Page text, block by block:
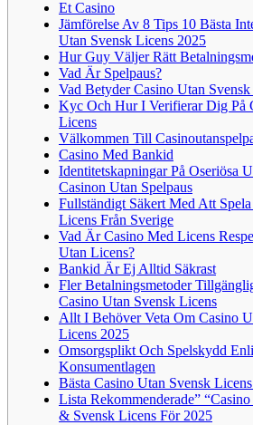
Et Casino
Jämförelse Av 8 Tips 10 Bästa
Utan Svensk Licens 2025
Hur Guy Väljer Rätt
Vad Är Spelpaus?
Vad Betyder Casino Utan
Kyc Och Hur I Verifierar Dig På
Licens
Välkommen Till
Casino Med Bankid
Identitetskapningar På Oseriösa
Casinon Utan Spelpaus
Fullständigt Säkert Med Att
Licens Från Sverige
Vad Är Casino Med Licens
Utan Licens?
Bankid Är Ej Alltid Säkrast
Fler Betalningsmetoder
Casino Utan Svensk Licens
Allt I Behöver Veta Om Casino
Licens 2025
Omsorgsplikt Och Spelskydd
Konsumentlagen
Bästa Casino Utan Svensk
Lista Rekommenderade”
& Svensk Licens För 2025